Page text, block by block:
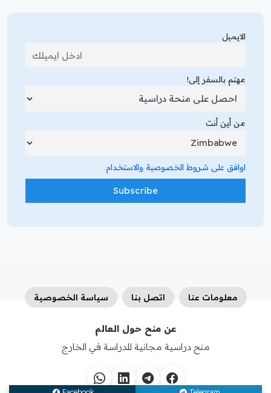
الايميل
مهتم بالسفر إلى!
من أين أنت
اوافق على شروط الخصوصية والاستخدام
معلومات عنا اتصل بنا سياسة الخصوصية
عن منح حول العالم
منح دراسية مجانية للدراسة في الخارج